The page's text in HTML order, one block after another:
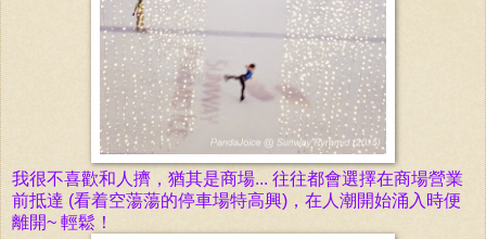
我很不喜歡和人擠，猶其是商場... 往往都會選擇在商場營業
前抵達 (看着空蕩蕩的停車場特高興)，在人潮開始涌入時便
離開~ 輕鬆！